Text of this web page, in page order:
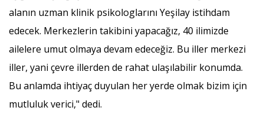
alanın uzman klinik psikologlarını Yeşilay istihdam
edecek. Merkezlerin takibini yapacağız, 40 ilimizde
ailelere umut olmaya devam edeceğiz. Bu iller merkezi
iller, yani çevre illerden de rahat ulaşılabilir konumda.
Bu anlamda ihtiyaç duyulan her yerde olmak bizim için
mutluluk verici," dedi.